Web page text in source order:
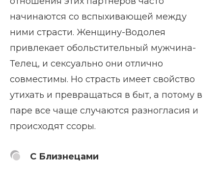
начинаются со вспыхивающей между
ними страсти. Женщину-Водолея
привлекает обольстительный мужчина-
Телец, и сексуально они отлично
совместимы. Но страсть имеет свойство
утихать и превращаться в быт, а потому в
паре все чаще случаются разногласия и
происходят ссоры.
С Близнецами